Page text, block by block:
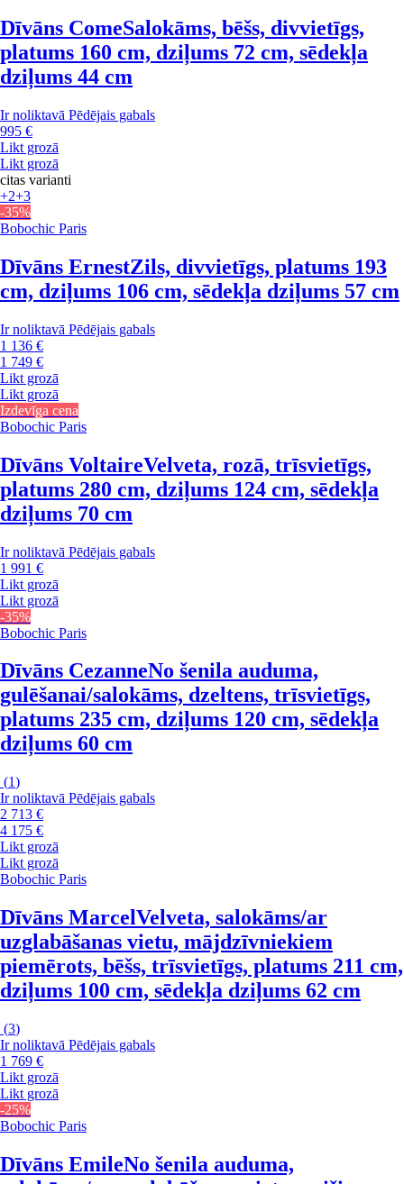
Dīvāns ComeSalokāms, bēšs, divvietīgs,
platums 160 cm, dziļums 72 cm, sēdekļa
dziļums 44 cm
Ir noliktavā Pēdējais gabals
995 €
Likt grozā
Likt grozā
citas varianti
+2+3
-35%
Bobochic Paris
Dīvāns ErnestZils, divvietīgs, platums 193
cm, dziļums 106 cm, sēdekļa dziļums 57 cm
Ir noliktavā Pēdējais gabals
1 136 €
1 749 €
Likt grozā
Likt grozā
Izdevīga cena
Bobochic Paris
Dīvāns VoltaireVelveta, rozā, trīsvietīgs,
platums 280 cm, dziļums 124 cm, sēdekļa
dziļums 70 cm
Ir noliktavā Pēdējais gabals
1 991 €
Likt grozā
Likt grozā
-35%
Bobochic Paris
Dīvāns CezanneNo šenila auduma,
gulēšanai/salokāms, dzeltens, trīsvietīgs,
platums 235 cm, dziļums 120 cm, sēdekļa
dziļums 60 cm
(1)
Ir noliktavā Pēdējais gabals
2 713 €
4 175 €
Likt grozā
Likt grozā
Bobochic Paris
Dīvāns MarcelVelveta, salokāms/ar
uzglabāšanas vietu, mājdzīvniekiem
piemērots, bēšs, trīsvietīgs, platums 211 cm,
dziļums 100 cm, sēdekļa dziļums 62 cm
(3)
Ir noliktavā Pēdējais gabals
1 769 €
Likt grozā
Likt grozā
-25%
Bobochic Paris
Dīvāns EmileNo šenila auduma,